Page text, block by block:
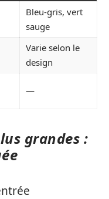
Bleu-gris, vert
sauge
Varie selon le
design
—
grandes :